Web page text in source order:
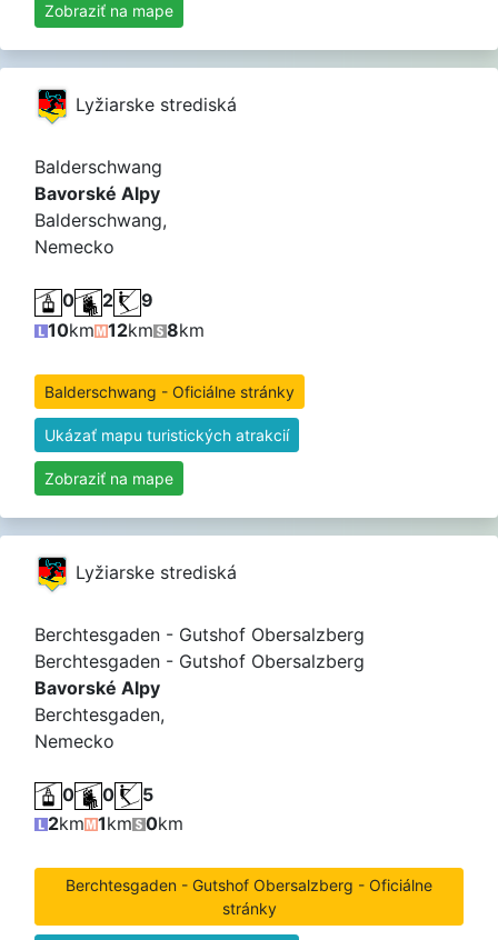
Zobraziť na mape
Lyžiarske strediská
Balderschwang
Bavorské Alpy
Balderschwang,
Nemecko
0 2
9
10km 12km 8km
Balderschwang - Oficiálne stránky
Ukázať mapu turistických atrakcií
Zobraziť na mape
Lyžiarske strediská
Berchtesgaden - Gutshof Obersalzberg
Berchtesgaden - Gutshof Obersalzberg
Bavorské Alpy
Berchtesgaden,
Nemecko
0 0
5
2km 1km 0km
Berchtesgaden - Gutshof Obersalzberg - Oficiálne
stránky